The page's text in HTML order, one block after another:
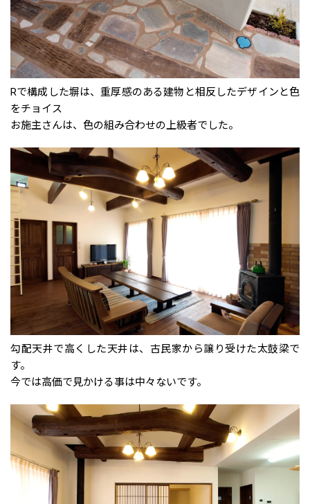
Rで構成した塀は、重厚感のある建物と相反したデザインと色
をチョイス
お施主さんは、色の組み合わせの上級者でした。
勾配天井で高くした天井は、古民家から譲り受けた太鼓梁で
す。
今では高価で見かける事は中々ないです。